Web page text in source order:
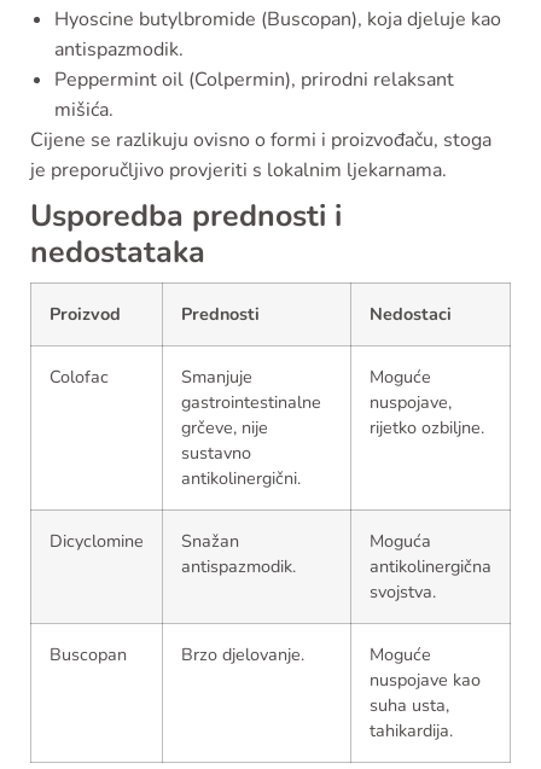
Hyoscine butylbromide (Buscopan), koja djeluje kao
antispazmodik.
Peppermint oil (Colpermin), prirodni relaksant
mišića.
Cijene se razlikuju ovisno o formi i proizvođaču, stoga
je preporučljivo provjeriti s lokalnim ljekarnama.
Usporedba prednosti i
nedostataka
Proizvod Prednosti Nedostaci
Colofac
Smanjuje
gastrointestinalne
grčeve, nije
sustavno
antikolinergični.
Moguće
nuspojave,
rijetko ozbiljne.
Dicyclomine
Snažan
antispazmodik.
Moguća
antikolinergična
svojstva.
Buscopan Brzo djelovanje.
Moguće
nuspojave kao
suha usta,
tahikardija.